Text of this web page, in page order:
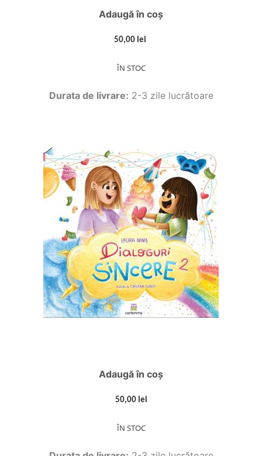
Adaugă în coș
50,00 lei
ÎN STOC
Durata de livrare: 2-3 zile lucrătoare
Adaugă în coș
50,00 lei
ÎN STOC